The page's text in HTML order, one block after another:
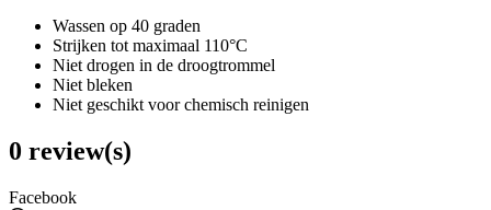
Wassen op 40 graden
Strijken tot maximaal 110°C
Niet drogen in de droogtrommel
Niet bleken
Niet geschikt voor chemisch reinigen
0 review(s)
Facebook